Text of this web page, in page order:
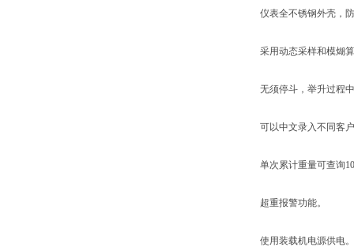
仪表全不锈钢外壳，防
采用动态采样和模煳算
无须停斗，举升过程中
可以中文录入不同客户
单次累计重量可查询
超重报警功能。
使用装载机电源供电。